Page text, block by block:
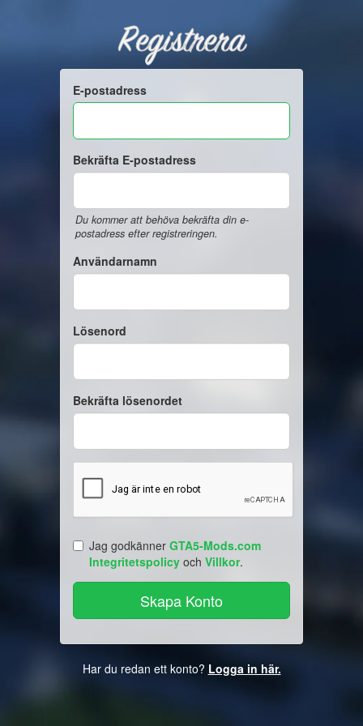
Registrera
E-postadress
Bekräfta E-postadress
Du kommer att behöva bekräfta din e-
postadress efter registreringen.
Användarnamn
Lösenord
Bekräfta lösenordet
Jag godkänner GTA5-Mods.com
Integritetspolicy och Villkor.
Har du redan ett konto? Logga in här.